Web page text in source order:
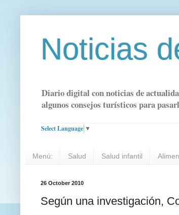
Noticias
Diario digital con noticias de
algunos consejos turísticos para
Select Language ▼
Menú: Salud Salud infantil
26 October 2010
Según una investigación,